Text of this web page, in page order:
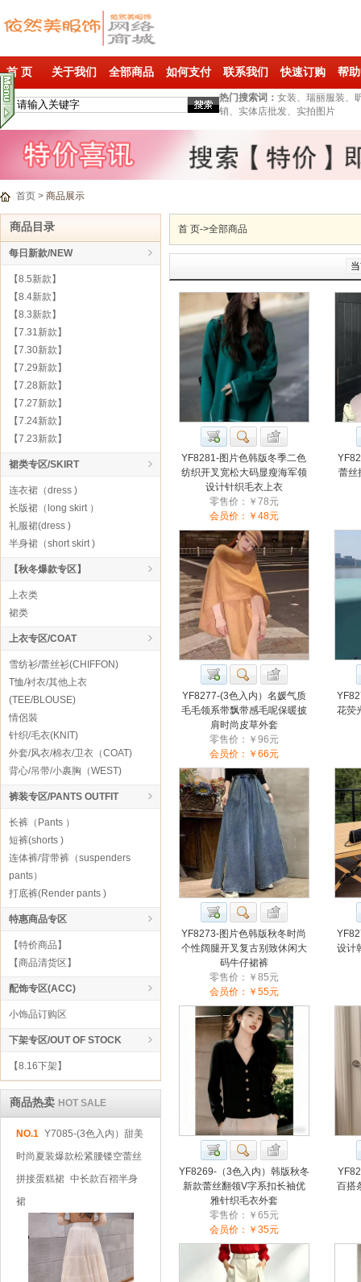
首 页 关于我们 全部商品 如何支付 联系我们 快速订购 帮
热门搜索词： 女装、瑞丽服装、
销、实体店批发、实拍图片
首页 > 商品展示
商品目录
每日新款/NEW
【8.5新款】
【8.4新款】
【8.3新款】
【7.31新款】
【7.30新款】
【7.29新款】
【7.28新款】
【7.27新款】
【7.24新款】
【7.23新款】
裙类专区/SKIRT
连衣裙（dress )
长版裙（long skirt ）
礼服裙(dress )
半身裙（short skirt )
【秋冬爆款专区】
上衣类
裙类
上衣专区/COAT
雪纺衫/蕾丝衫(CHIFFON)
T恤/衬衣/其他上衣
(TEE/BLOUSE)
情侶裝
针织/毛衣(KNIT)
外套/风衣/棉衣/卫衣（COAT)
背心/吊带/小裹胸（WEST)
裤装专区/PANTS OUTFIT
长裤（Pants ）
短裤(shorts )
连体裤/背带裤（suspenders
pants）
打底裤(Render pants )
特惠商品专区
【特价商品】
【商品清货区】
配饰专区(ACC)
小饰品订购区
下架专区/OUT OF STOCK
【8.16下架】
商品热卖 HOT SALE
NO.1 Y7085-(3色入内）甜美
时尚夏装爆款松紧腰镂空蕾丝
拼接蛋糕裙 中长款百褶半身
裙
首 页->全部商品
YF8281-图片色韩版冬季二色
纺织开叉宽松大码显瘦海军领
设计针织毛衣上衣
零售价：￥78元
会员价：￥48元
蕾丝
YF8277-(3色入内）名媛气质
毛毛领系带飘带感毛呢保暖披
肩时尚皮草外套
零售价：￥96元
会员价：￥66元
花荧
YF8273-图片色韩版秋冬时尚
个性阔腿开叉复古别致休闲大
码牛仔裙裤
零售价：￥85元
会员价：￥55元
设计
YF8269-（3色入内）韩版秋冬
新款蕾丝翻领V字系扣长袖优
雅针织毛衣外套
零售价：￥65元
会员价：￥35元
百搭